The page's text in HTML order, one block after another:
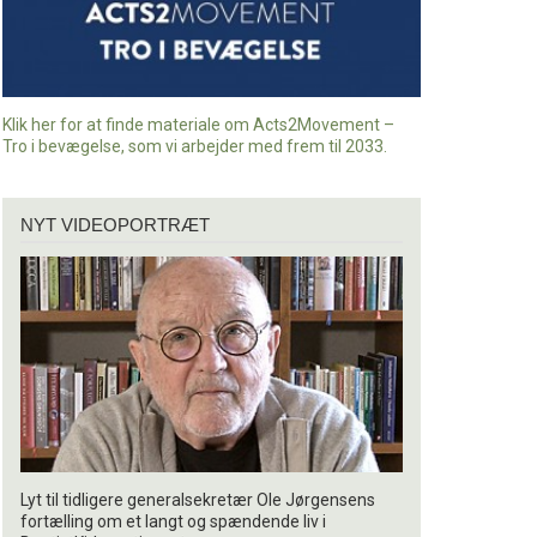
Klik her for at finde materiale om Acts2Movement –
Tro i bevægelse, som vi arbejder med frem til 2033.
videoportræt
NYT VIDEOPORTRÆT
Lyt til tidligere generalsekretær Ole Jørgensens
fortælling om et langt og spændende liv i